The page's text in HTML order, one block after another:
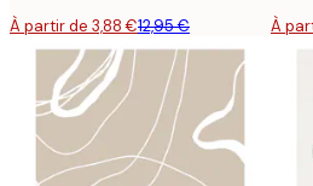
À partir de 3,88 €12,95 € À